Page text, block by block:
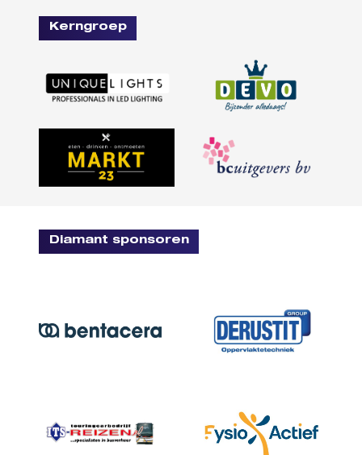
Kerngroep
Diamant sponsoren